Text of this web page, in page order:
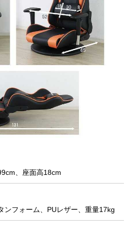
、座面高18cm
ンフォーム、PUレザー、重量17kg